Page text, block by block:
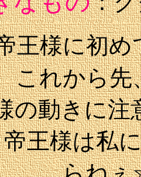
王様に初
これから先
の動きに
王様は私